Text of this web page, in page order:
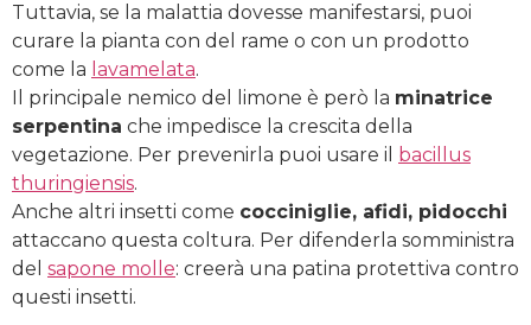
Tuttavia, se la malattia dovesse manifestarsi, puoi
curare la pianta con del rame o con un prodotto
come la lavamelata.
Il principale nemico del limone è però la minatrice
serpentina che impedisce la crescita della
vegetazione. Per prevenirla puoi usare il bacillus
thuringiensis.
Anche altri insetti come cocciniglie, afidi, pidocchi
attaccano questa coltura. Per difenderla somministra
del sapone molle: creerà una patina protettiva contro
questi insetti.